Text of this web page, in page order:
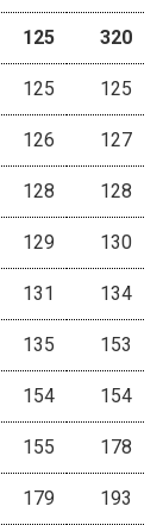
125 320
125 125
126 127
128 128
129 130
131 134
135 153
154 154
155 178
179 193